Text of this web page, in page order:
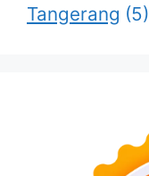
Tangerang (5)